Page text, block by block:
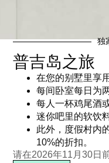
独
普吉岛之旅
在您的别墅里享
每间卧室每日为
每人一杯鸡尾酒
迷你吧里的软饮
此外，度假村内
10%的折扣。
请在2026年11月30日